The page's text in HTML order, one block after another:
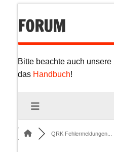
FORUM
Bitte beachte auch unsere
das Handbuch!
QRK Fehlermeldungen...